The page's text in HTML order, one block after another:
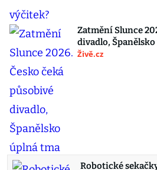
Zatmění Slunce
divadlo,
Živě.cz
Robotické